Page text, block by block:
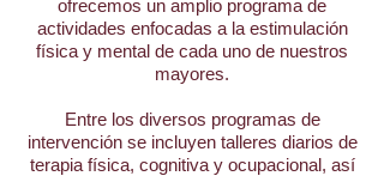
ofrecemos un amplio programa de
actividades enfocadas a la estimulación
física y mental de cada uno de nuestros
mayores.
Entre los diversos programas de
intervención se incluyen talleres diarios de
terapia física, cognitiva y ocupacional, así